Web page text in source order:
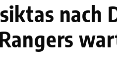
nach